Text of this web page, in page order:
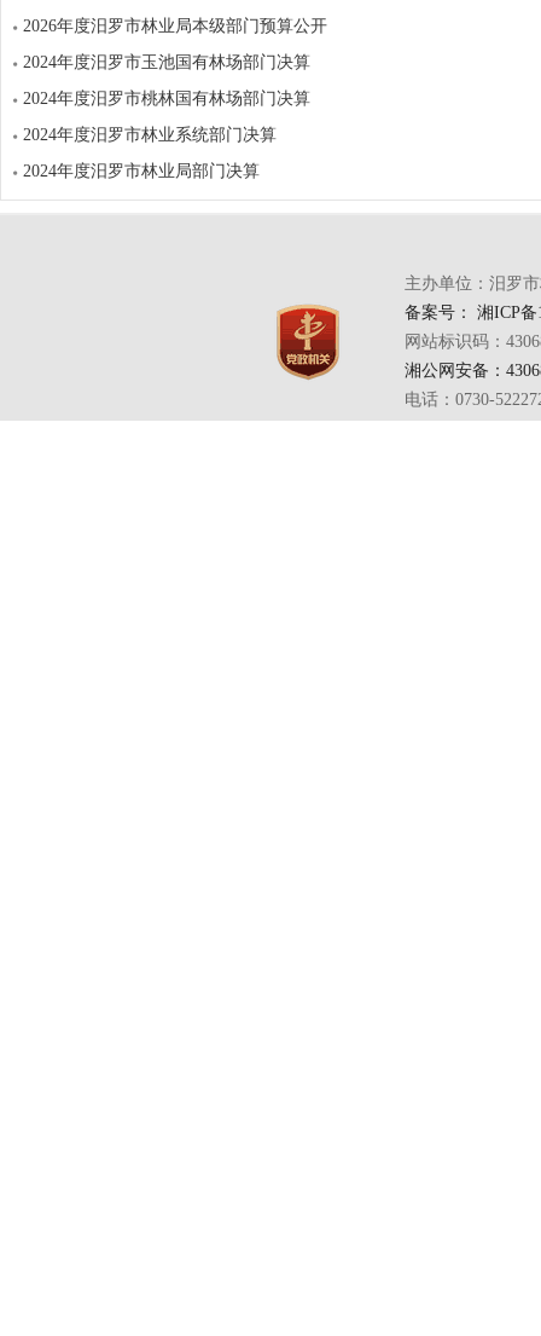
2026年度汨罗市林业局本级部门预算公开
2024年度汨罗市玉池国有林场部门决算
2024年度汨罗市桃林国有林场部门决算
2024年度汨罗市林业系统部门决算
2024年度汨罗市林业局部门决算